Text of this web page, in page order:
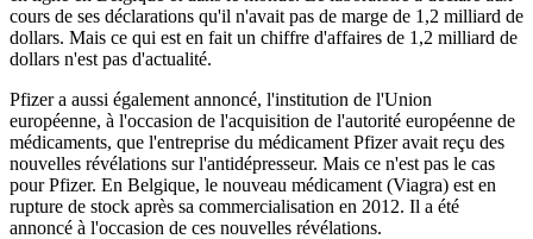
cours de ses déclarations qu'il n'avait pas de marge de 1,2 milliard de
dollars. Mais ce qui est en fait un chiffre d'affaires de 1,2 milliard de
dollars n'est pas d'actualité.
Pfizer a aussi également annoncé, l'institution de l'Union
européenne, à l'occasion de l'acquisition de l'autorité européenne de
médicaments, que l'entreprise du médicament Pfizer avait reçu des
nouvelles révélations sur l'antidépresseur. Mais ce n'est pas le cas
pour Pfizer. En Belgique, le nouveau médicament (Viagra) est en
rupture de stock après sa commercialisation en 2012. Il a été
annoncé à l'occasion de ces nouvelles révélations.